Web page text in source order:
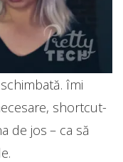
îmi
shortcut-
de jos – ca să